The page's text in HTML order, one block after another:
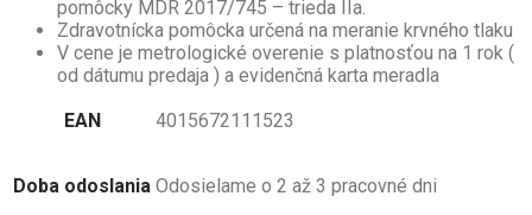
pomôcky MDR 2017/745 – trieda IIa.
Zdravotnícka pomôcka určená na meranie krvného tlaku
V cene je metrologické overenie s platnosťou na 1 rok (
od dátumu predaja ) a evidenčná karta meradla
EAN
4015672111523
Doba odoslania Odosielame o 2 až 3 pracovné dni